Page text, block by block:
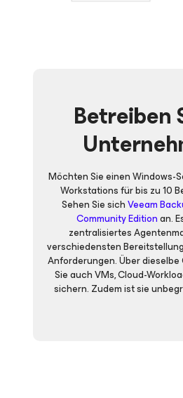
Betreiben
Möchten Sie einen Windows-
Workstations für bis zu 10
Sehen Sie sichVeeam
Community Editionan.
zentralisiertes
verschiedensten
Anforderungen. Über
Sie auch VMs, Cloud-
sichern. Zudem ist sie